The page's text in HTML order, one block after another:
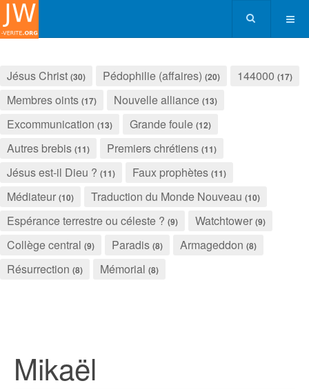
Jésus Christ (30) Pédophilie (affaires) (20) 144000 (17)
Membres oints (17) Nouvelle alliance (13)
Excommunication (13) Grande foule (12)
Autres brebis (11) Premiers chrétiens (11)
Jésus est-il Dieu ? (11) Faux prophètes (11)
Médiateur (10) Traduction du Monde Nouveau (10)
Espérance terrestre ou céleste ? (9) Watchtower (9)
Collège central (9) Paradis (8) Armageddon (8)
Résurrection (8) Mémorial (8)
Mikaël